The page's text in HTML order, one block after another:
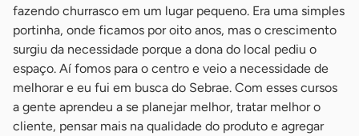
fazendo churrasco em um lugar pequeno. Era uma simples
portinha, onde ficamos por oito anos, mas o crescimento
surgiu da necessidade porque a dona do local pediu o
espaço. Aí fomos para o centro e veio a necessidade de
melhorar e eu fui em busca do Sebrae. Com esses cursos
a gente aprendeu a se planejar melhor, tratar melhor o
cliente, pensar mais na qualidade do produto e agregar